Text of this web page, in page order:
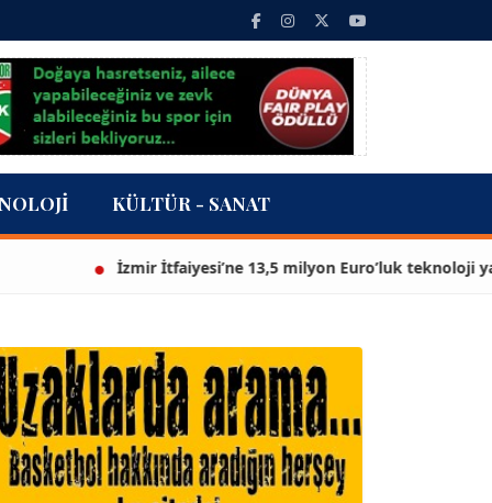
KÜLTÜR - SANAT
İzmir İtfaiyesi’ne 13,5 milyon Euro’luk teknoloji yatırımı